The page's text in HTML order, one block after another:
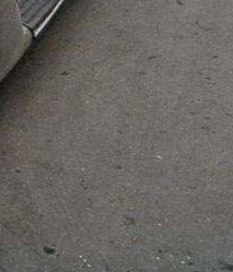
1979 · Magyarország
Szakácsi Sándor színművész.